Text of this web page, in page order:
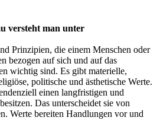
versteht man unter
Prinzipien, die einem Menschen oder
bezogen auf sich und auf das
wichtig sind. Es gibt materielle,
politische und ästhetische Werte.
einen langfristigen und
Das unterscheidet sie von
Werte bereiten Handlungen vor und